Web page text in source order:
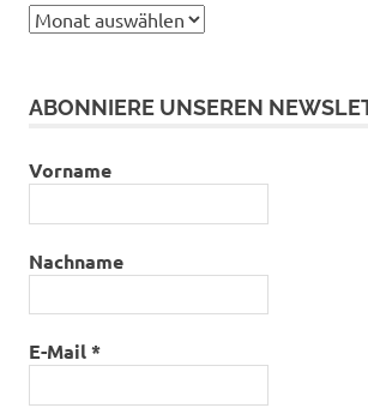
Archiv
ABONNIERE UNSEREN
Vorname
Nachname
E-Mail*